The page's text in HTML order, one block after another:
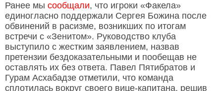
Ранее мы сообщали, что игроки «Факела»
единогласно поддержали Сергея Божина после
обвинений в расизме, возникших по итогам
встречи с «Зенитом». Руководство клуба
выступило с жестким заявлением, назвав
претензии бездоказательными и пообещав не
оставлять их без ответа. Павел Пятибратов и
Гурам Асхабадзе отметили, что команда
сплотилась вокруг своего вице-капитана, решив